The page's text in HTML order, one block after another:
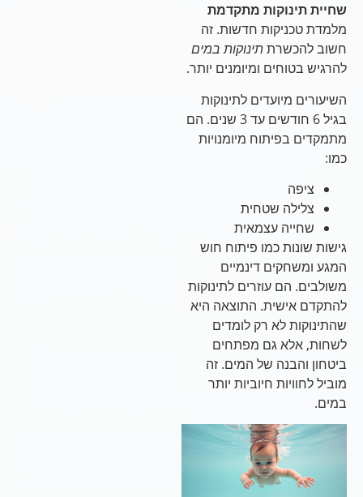
שחיית תינוקות מתקדמת
מלמדת טכניקות חדשות. זה
חשוב להכשרתתינוקות במים
להרגיש בטוחים ומיומנים יותר.
השיעורים מיועדים לתינוקות
בגיל 6 חודשים עד 3 שנים. הם
מתמקדים בפיתוח מיומנויות
כמו:
ציפה
צלילה שטחית
שחייה עצמאית
גישות שונות כמו פיתוח חוש
המגע ומשחקים דינמיים
משולבים. הם עוזרים לתינוקות
להתקדם אישית. התוצאה היא
שהתינוקות לא רק לומדים
לשחות, אלא גם מפתחים
ביטחון והבנה של המים. זה
מוביל לחוויות חיוביות יותר
במים.